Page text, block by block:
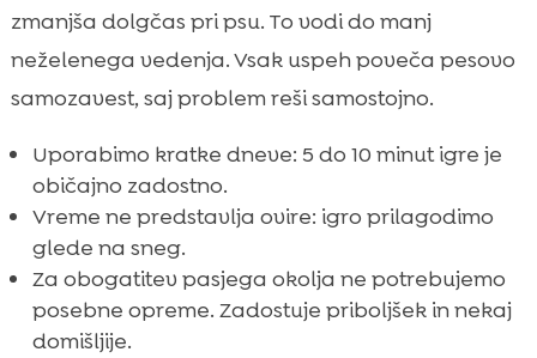
zmanjša dolgčas pri psu. To vodi do manj
neželenega vedenja. Vsak uspeh poveča pesovo
samozavest, saj problem reši samostojno.
Uporabimo kratke dneve: 5 do 10 minut igre je
običajno zadostno.
Vreme ne predstavlja ovire: igro prilagodimo
glede na sneg.
Za obogatitev pasjega okolja ne potrebujemo
posebne opreme. Zadostuje priboljšek in nekaj
domišljije.